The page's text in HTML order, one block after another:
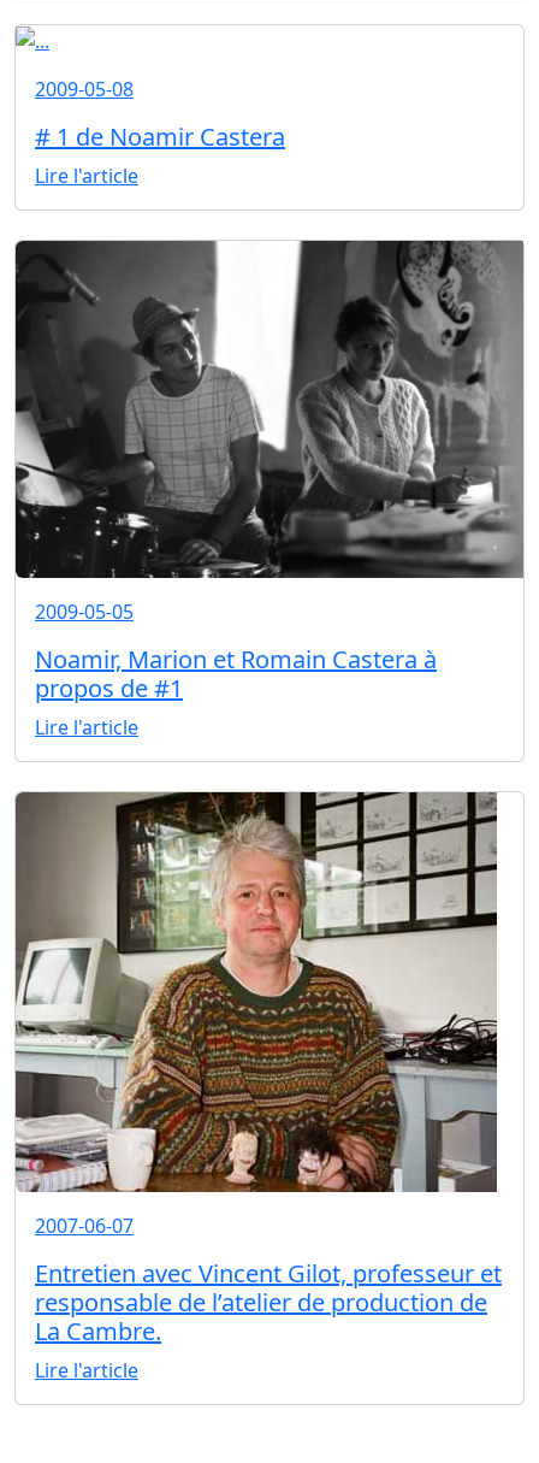
2009-05-08
# 1 de Noamir Castera
Lire l'article
2009-05-05
Noamir, Marion et Romain Castera à
propos de #1
Lire l'article
2007-06-07
Entretien avec Vincent Gilot, professeur et
responsable de l’atelier de production de
La Cambre.
Lire l'article